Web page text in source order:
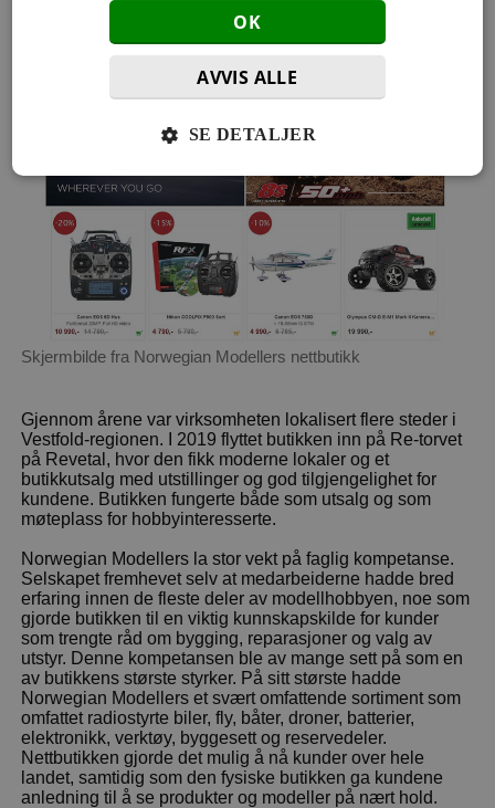
Skjermbilde fra Norwegian Modellers nettbutikk
Gjennom årene var virksomheten lokalisert flere steder i
Vestfold-regionen. I 2019 flyttet butikken inn på Re-torvet
på Revetal, hvor den fikk moderne lokaler og et
butikkutsalg med utstillinger og god tilgjengelighet for
kundene. Butikken fungerte både som utsalg og som
møteplass for hobbyinteresserte.
Norwegian Modellers la stor vekt på faglig kompetanse.
Selskapet fremhevet selv at medarbeiderne hadde bred
erfaring innen de fleste deler av modellhobbyen, noe som
gjorde butikken til en viktig kunnskapskilde for kunder
som trengte råd om bygging, reparasjoner og valg av
utstyr. Denne kompetansen ble av mange sett på som en
av butikkens største styrker. På sitt største hadde
Norwegian Modellers et svært omfattende sortiment som
omfattet radiostyrte biler, fly, båter, droner, batterier,
elektronikk, verktøy, byggesett og reservedeler.
Nettbutikken gjorde det mulig å nå kunder over hele
landet, samtidig som den fysiske butikken ga kundene
anledning til å se produkter og modeller på nært hold.
OK
AVVIS ALLE
SE DETALJER